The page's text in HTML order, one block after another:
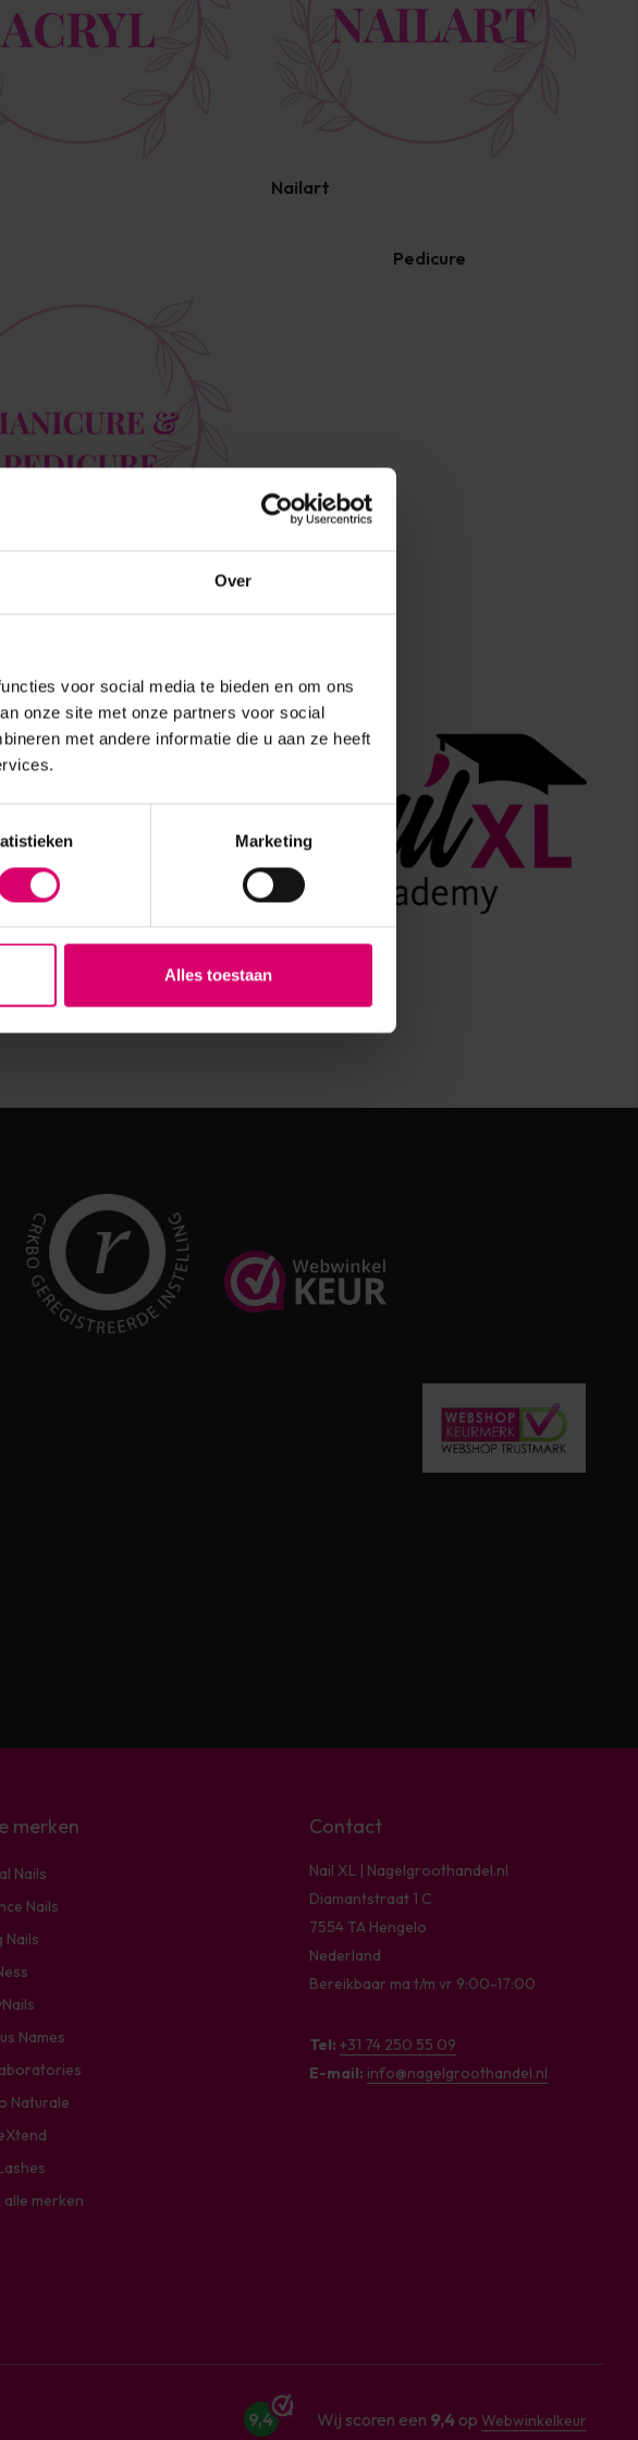
Over
voor social media te bieden en om ons
onze site met onze partners voor social
met andere informatie die u aan ze heeft
Marketing
Alles toestaan
Nailart
Pedicure
merken
Nails
Nails
Nails
Names
Naturale
alle merken
Contact
Nail XL | Nagelgroothandel.nl
Diamantstraat 1 C
7554 TA Hengelo
Nederland
Bereikbaar ma t/m vr 9:00-17:00
Tel: +31 74 250 55 09
E-mail: info@nagelgroothandel.nl
9,4 Wij scoren een 9,4op Webwinkelkeur